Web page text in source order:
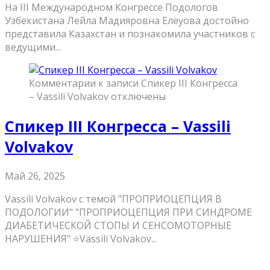
На III Международном Конгрессе Подологов
Узбекистана Лейла Мадияровна Елеуова достойно
представила Казахстан и познакомила участников с
ведущими...
Комментарии к записи Спикер III Конгресса
– Vassili Volvakovотключены
Спикер III Конгресса – Vassili
Volvakov
Май 26, 2025
Vassili Volvakov с темой "ПРОПРИОЦЕПЦИЯ В
ПОДОЛОГИИ" "ПРОПРИОЦЕПЦИЯ ПРИ СИНДРОМЕ
ДИАБЕТИЧЕСКОЙ СТОПЫ И СЕНСОМОТОРНЫЕ
НАРУШЕНИЯ" ⭐️Vassili Volvakov...